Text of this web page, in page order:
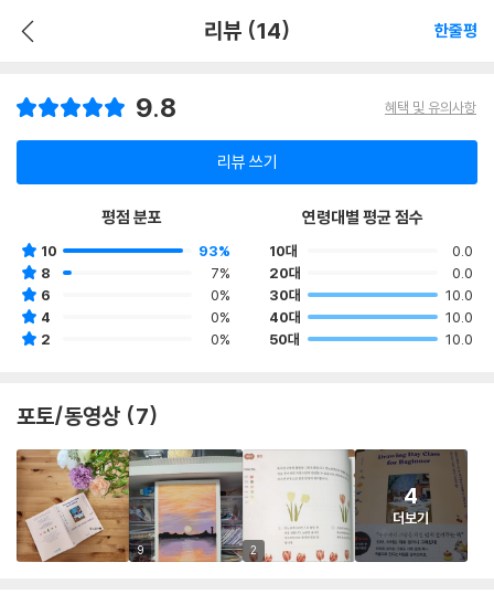
리뷰 (14) 한줄평
9.8 혜택 및 유의사항
리뷰 쓰기
평점 분포
10
93%
8
7%
6
0%
4
0%
2
0%
연령대별 평균 점수
10대
0.0
20대
0.0
30대
10.0
40대
10.0
50대
10.0
포토/동영상 (7)
9 2
4
더보기